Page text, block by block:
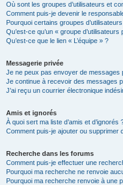
Où sont les groupes d’utilisateurs et
Comment puis-je devenir le
Pourquoi certains groupes
Qu’est-ce qu’un « groupe d’utilisateurs
Qu’est-ce que le lien « L’équipe » ?
Messagerie privée
Je ne peux pas envoyer de messages
Je continue à recevoir des messages
J’ai reçu un courrier électronique
Amis et ignorés
À quoi sert ma liste d’amis et d’ignorés
Comment puis-je ajouter ou supprimer
Recherche dans les forums
Comment puis-je effectuer une
Pourquoi ma recherche ne renvoie
Pourquoi ma recherche renvoie à une